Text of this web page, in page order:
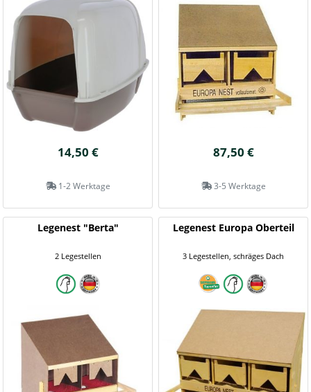
14,50 €
1-2 Werktage
87,50 €
3-5 Werktage
Legenest "Berta"
2 Legestellen
Legenest Europa Oberteil
3 Legestellen, schräges Dach